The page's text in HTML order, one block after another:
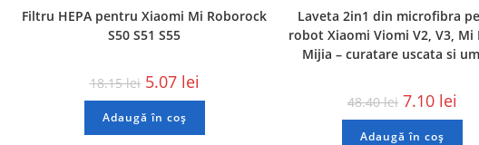
Filtru HEPA pentru Xiaomi Mi Roborock
S50 S51 S55
18.15lei 5.07 lei
Adaugă în coș
Laveta 2in1 din microfibra
robot Xiaomi Viomi V2, V3, Mi
Mijia – curatare uscata si
48.40lei 7.10 lei
Adaugă în coș